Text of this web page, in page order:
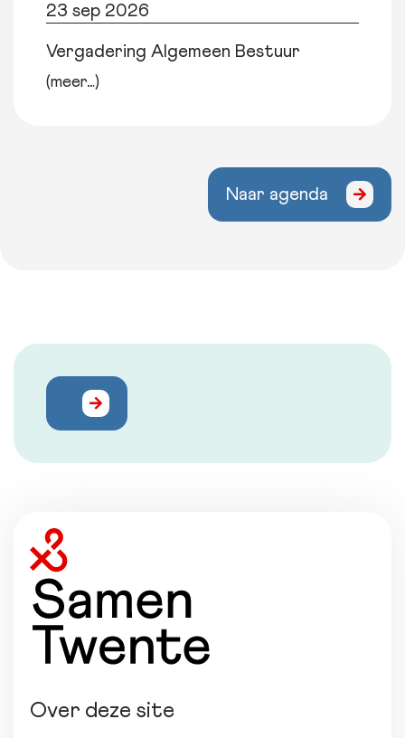
23 sep 2026
Vergadering Algemeen Bestuur
(meer…)
Naar agenda
Over deze site